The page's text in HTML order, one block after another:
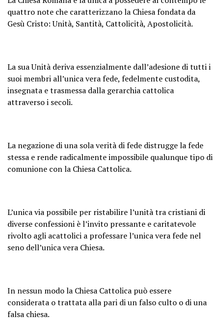
quattro note che caratterizzano la Chiesa fondata da
Gesù Cristo: Unità, Santità, Cattolicità, Apostolicità.
La sua Unità deriva essenzialmente dall’adesione di tutti i
suoi membri all’unica vera fede, fedelmente custodita,
insegnata e trasmessa dalla gerarchia cattolica
attraverso i secoli.
La negazione di una sola verità di fede distrugge la fede
stessa e rende radicalmente impossibile qualunque tipo di
comunione con la Chiesa Cattolica.
L’unica via possibile per ristabilire l’unità tra cristiani di
diverse confessioni è l’invito pressante e caritatevole
rivolto agli acattolici a professare l’unica vera fede nel
seno dell’unica vera Chiesa.
In nessun modo la Chiesa Cattolica può essere
considerata o trattata alla pari di un falso culto o di una
falsa chiesa.